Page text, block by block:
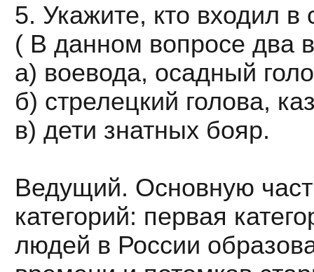
5. Укажите, кто входил в
( В данном вопросе два
а) воевода, осадный
б) стрелецкий голова,
в) дети знатных бояр.
Ведущий. Основную
категорий: первая
людей в России